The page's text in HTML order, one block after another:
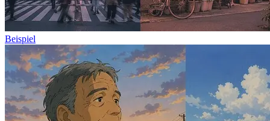
Beispiel